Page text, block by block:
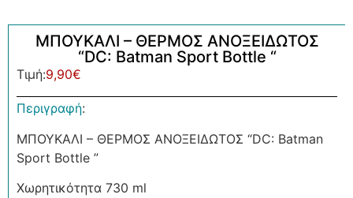
ΜΠΟΥΚΑΛΙ – ΘΕΡΜΟΣ ΑΝΟΞΕΙΔΩΤΟΣ
“DC: Batman Sport Bottle “
Τιμή:9,90€
Περιγραφή:
ΜΠΟΥΚΑΛΙ – ΘΕΡΜΟΣ ΑΝΟΞΕΙΔΩΤΟΣ “DC: Batman
Sport Bottle ”
Χωρητικότητα 730 ml